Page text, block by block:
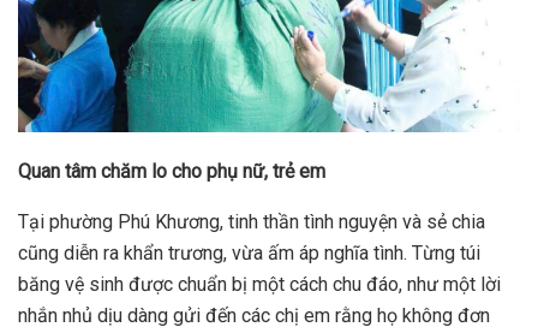
Quan tâm chăm lo cho phụ nữ, trẻ em
Tại phường Phú Khương, tinh thần tình nguyện và sẻ chia
cũng diễn ra khẩn trương, vừa ấm áp nghĩa tình. Từng túi
băng vệ sinh được chuẩn bị một cách chu đáo, như một lời
nhắn nhủ dịu dàng gửi đến các chị em rằng họ không đơn